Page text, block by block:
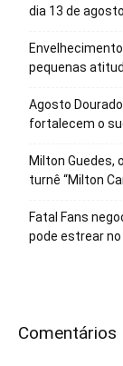
dia 13 de agosto
pequenas
Agosto
fortalecem o
Milton Guedes,
turnê “Milton
Fatal Fans
pode estrear
Comentários